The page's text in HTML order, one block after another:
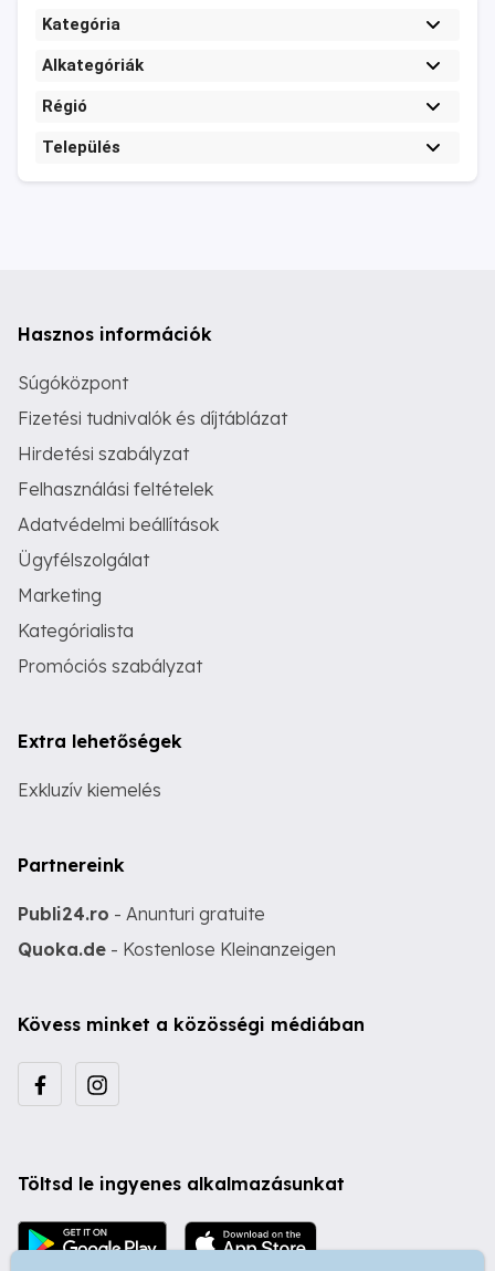
Kategória
Alkategóriák
Régió
Település
Hasznos információk
Súgóközpont
Fizetési tudnivalók és díjtáblázat
Hirdetési szabályzat
Felhasználási feltételek
Adatvédelmi beállítások
Ügyfélszolgálat
Marketing
Kategórialista
Promóciós szabályzat
Extra lehetőségek
Exkluzív kiemelés
Partnereink
Publi24.ro - Anunturi gratuite
Quoka.de - Kostenlose Kleinanzeigen
Kövess minket a közösségi médiában
Töltsd le ingyenes alkalmazásunkat